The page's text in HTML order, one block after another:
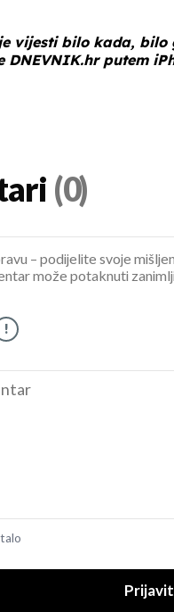
vijesti bilo kada, bilo
DNEVNIK.hrputem
(0)
– podijelite svoje
može potaknuti
!